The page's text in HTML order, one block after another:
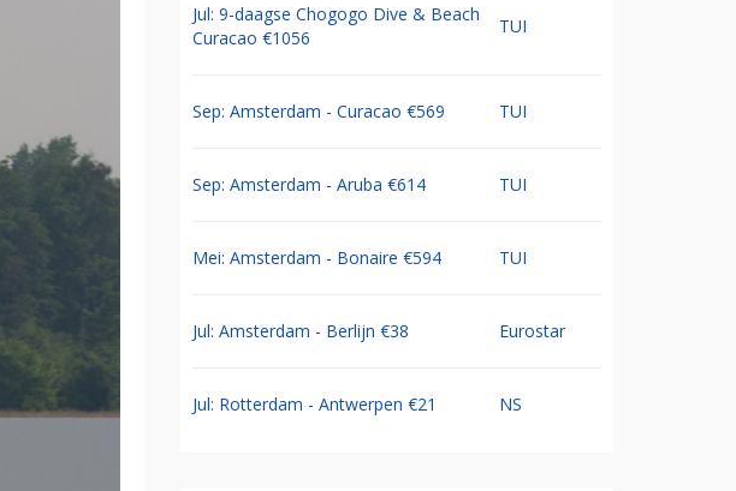
Jul: 9-daagse Chogogo Dive & Beach
Curacao €1056
TUI
Sep: Amsterdam - Curacao €569 TUI
Sep: Amsterdam - Aruba €614 TUI
Mei: Amsterdam - Bonaire €594 TUI
Jul: Amsterdam - Berlijn €38 Eurostar
Jul: Rotterdam - Antwerpen €21 NS